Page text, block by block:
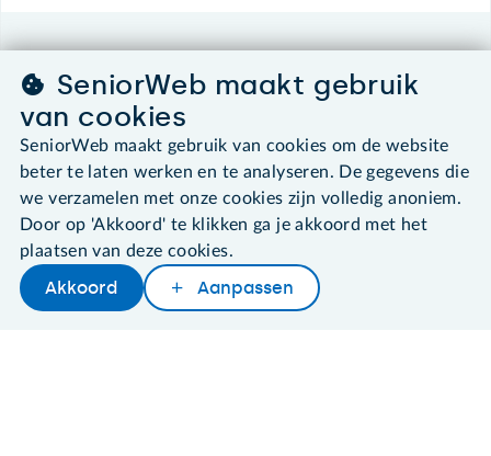
Later lezen Delen Woordenboek
Algemene voorwaarden
Cookies en cookie-instellingen
Privacybeleid
About SeniorWeb
SeniorWeb maakt gebruik
van cookies
SeniorWeb maakt gebruik van cookies om de website
beter te laten werken en te analyseren. De gegevens die
we verzamelen met onze cookies zijn volledig anoniem.
Door op 'Akkoord' te klikken ga je akkoord met het
plaatsen van deze cookies.
Akkoord Aanpassen